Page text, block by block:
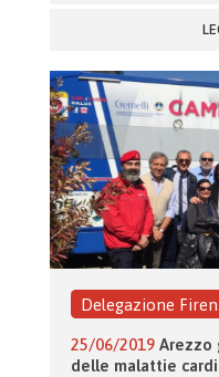
Delegazione
25/06/2019 Arezzo
delle malattie